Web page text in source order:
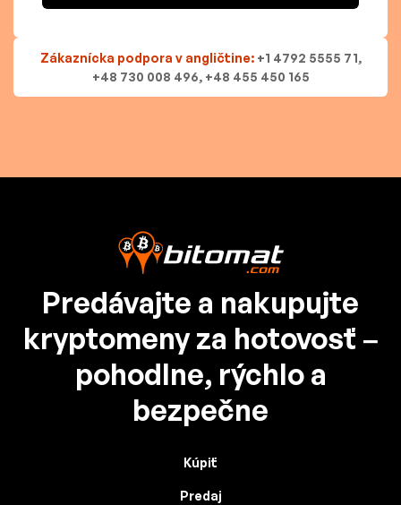
Zákaznícka podpora v angličtine: +1 4792 5555 71,
+48 730 008 496, +48 455 450 165
Predávajte a nakupujte
kryptomeny za hotovosť –
pohodlne, rýchlo a
bezpečne
Kúpiť
Predaj